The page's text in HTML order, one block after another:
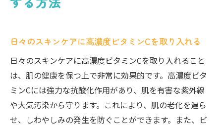
日々のスキンケアに高濃度ビタミンCを取り入れる
日々のスキンケアに高濃度ビタミンCを取り入れること
は、肌の健康を保つ上で非常に効果的です。高濃度ビタ
ミンCには強力な抗酸化作用があり、肌を有害な紫外線
や大気汚染から守ります。これにより、肌の老化を遅ら
せ、しわやしみの発生を防ぐことができます。また、ビ